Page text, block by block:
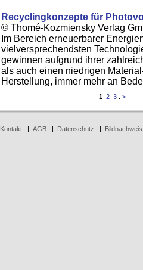
Recyclingkonzepte für
© Thomé-Kozmiensky Verlag
Im Bereich erneuerbarer
vielversprechendsten
gewinnen aufgrund ihrer
als auch einen niedrigen
Herstellung, immer mehr an
1 2 3 >
Kontakt| AGB| Datenschutz | Bildnachweis